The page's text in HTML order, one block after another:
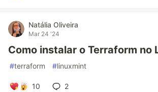
Natália Oliveira
Mar 24 '24
Como instalar o Terraform no
#terraform #linuxmint
10 2